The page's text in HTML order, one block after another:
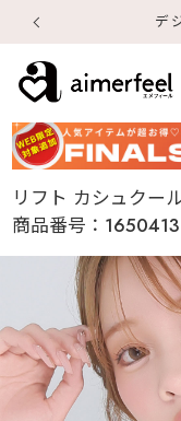
デ
リフト カシュクー
商品番号： 1650413